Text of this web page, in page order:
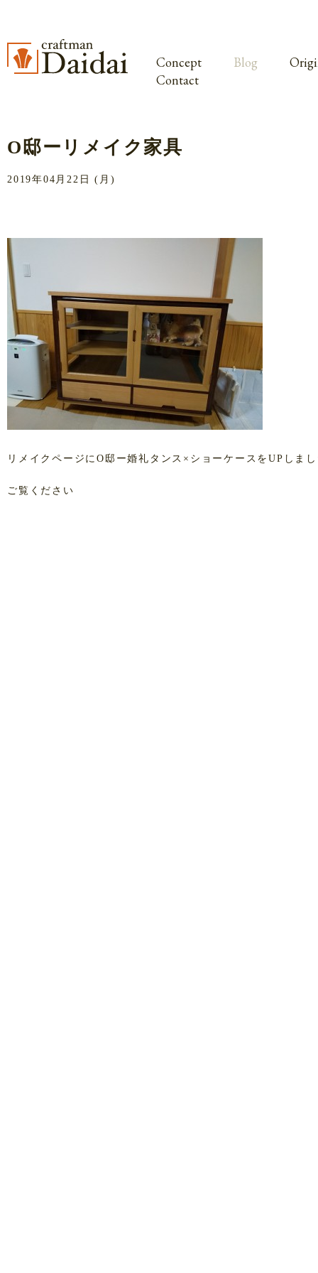
Concept Blog
Contact
O邸ーリメイク家具
2019年04月22日 (月)
リメイクページにO邸ー婚礼タンス×ショーケースをUPしま
ご覧ください